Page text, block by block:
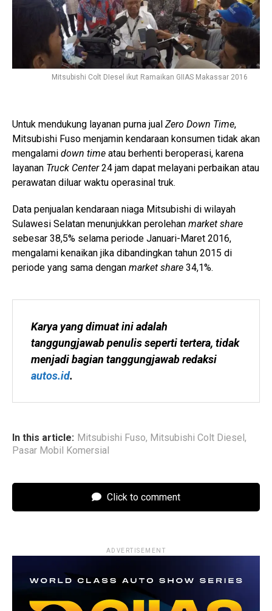
Mitsubishi Colt DIesel ikut Ramaikan GIIAS Makassar 2016
Untuk mendukung layanan purna jual Zero Down Time,
Mitsubishi Fuso menjamin kendaraan konsumen tidak akan
mengalami down time atau berhenti beroperasi, karena
layanan Truck Center24 jam dapat melayani perbaikan atau
perawatan diluar waktu operasinal truk.
Data penjualan kendaraan niaga Mitsubishi di wilayah
Sulawesi Selatan menunjukkan perolehan market share
sebesar 38,5% selama periode Januari-Maret 2016,
mengalami kenaikan jika dibandingkan tahun 2015 di
periode yang sama dengan market share 34,1%.
Karya yang dimuat ini adalah
tanggungjawab penulis seperti tertera, tidak
autos.id.
In this article: Mitsubishi Fuso, Mitsubishi Colt Diesel,
Pasar Mobil Komersial
Click to comment
ADVERTISEMENT